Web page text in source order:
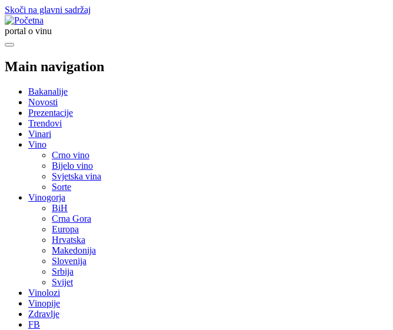
Skoči na glavni sadržaj
portal o vinu
Main navigation
Bakanalije
Novosti
Prezentacije
Trendovi
Vinari
Vino
Crno vino
Bijelo vino
Svjetska vina
Sorte
Vinogorja
BiH
Crna Gora
Europa
Hrvatska
Makedonija
Slovenija
Srbija
Svijet
Vinolozi
Vinopije
Zdravlje
FB